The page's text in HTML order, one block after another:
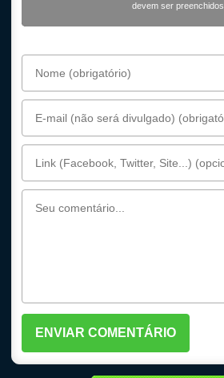
devem ser preenchidos.